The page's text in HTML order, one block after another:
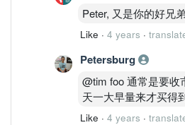
Peter, 又是你的好兄
Like · 4 years ·
Petersburg
@tim foo 通常是要收
天一大早量来才买得
Like · 4 years ·